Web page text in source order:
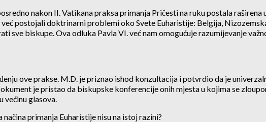
nakon II. Vatikana praksa primanja Pričesti na ruku postala
postojali doktrinarni problemi oko Svete Euharistije: Belgija,
sve biskupe. Ova odluka Pavla VI. već nam omogućuje razumijevanje
ove prakse. M.D. je priznao ishod konzultacija i potvrdio da je
je pristao da biskupske konferencije onih mjesta u kojima se
većinu glasova.
primanja Euharistije nisu na istoj razini?